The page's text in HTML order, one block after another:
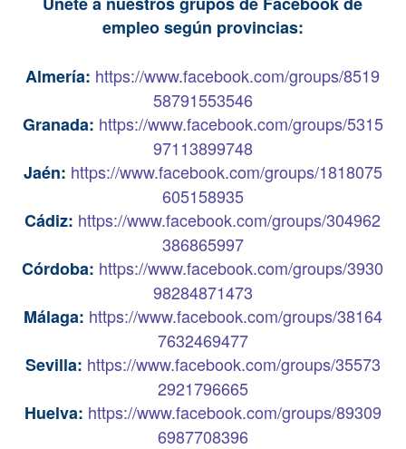
empleo según provincias:
Almería: https://www.facebook.com/groups/8519
58791553546
Granada: https://www.facebook.com/groups/5315
97113899748
Jaén: https://www.facebook.com/groups/1818075
605158935
Cádiz: https://www.facebook.com/groups/304962
386865997
Córdoba: https://www.facebook.com/groups/3930
98284871473
Málaga: https://www.facebook.com/groups/38164
7632469477
Sevilla: https://www.facebook.com/groups/35573
2921796665
Huelva: https://www.facebook.com/groups/89309
6987708396